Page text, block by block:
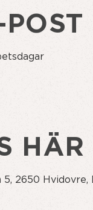
HÄR
5, 2650 Hvidovre,